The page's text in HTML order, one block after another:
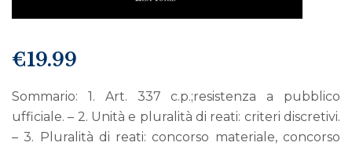
€19.99
Sommario: 1. Art. 337 c.p.;resistenza a pubblico
ufficiale. – 2. Unità e pluralità di reati: criteri discretivi.
– 3. Pluralità di reati: concorso materiale, concorso